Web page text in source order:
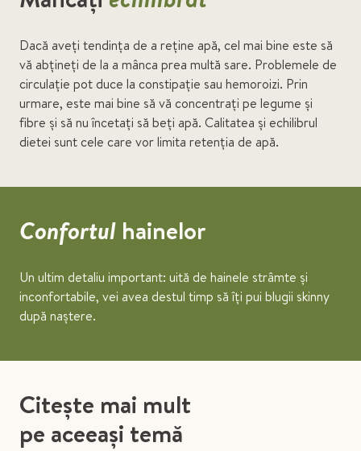
Dacă aveți tendința de a reține apă, cel mai bine este să
vă abțineți de la a mânca prea multă sare. Problemele de
circulație pot duce la constipație sau hemoroizi. Prin
urmare, este mai bine să vă concentrați pe legume și
fibre și să nu încetați să beți apă. Calitatea și echilibrul
dietei sunt cele care vor limita retenția de apă.
Confortul hainelor
Un ultim detaliu important: uită de hainele strâmte și
inconfortabile, vei avea destul timp să îți pui blugii skinny
după naștere.
Citește mai mult
pe aceeași temă